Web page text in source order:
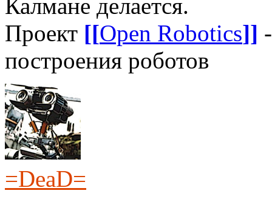
Калмане делается.
Проект [[Open Robotics]]
построения роботов
=DeaD=